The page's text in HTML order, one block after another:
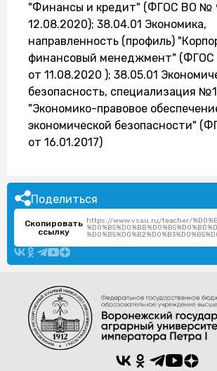
"Финансы и кредит" (ФГОС ВО №
12.08.2020); 38.04.01 Экономика,
направленность (профиль)
финансовый менеджмент"
от 11.08.2020 ); 38.05.01
безопасность, специализация №1
"Экономико-правовое
экономической безопасности"
от 16.01.2017)
Поделиться
Скопировать
ссылку
https://www.vsau.ru/teacher/